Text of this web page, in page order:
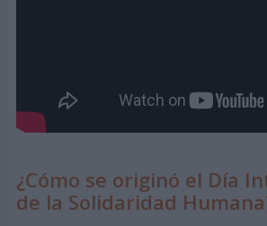
¿Cómo se originó el Día
de la Solidaridad